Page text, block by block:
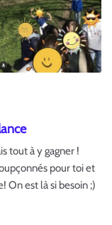
tout à y gagner !
pour toi et
On est là si besoin ;)